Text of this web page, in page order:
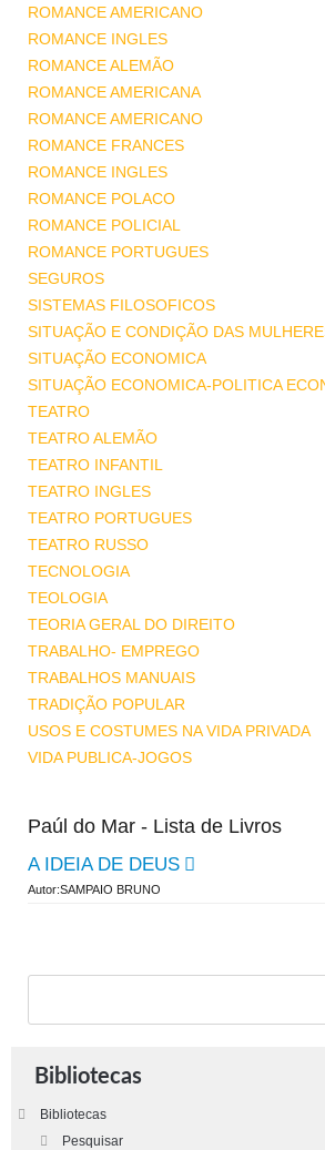
ROMANCE AMERICANO
ROMANCE INGLES
ROMANCE ALEMÃO
ROMANCE AMERICANA
ROMANCE AMERICANO
ROMANCE FRANCES
ROMANCE INGLES
ROMANCE POLACO
ROMANCE POLICIAL
ROMANCE PORTUGUES
SEGUROS
SISTEMAS FILOSOFICOS
SITUAÇÃO E CONDIÇÃO DAS
SITUAÇÃO ECONOMICA
SITUAÇÃO ECONOMICA-POLITICA
TEATRO
TEATRO ALEMÃO
TEATRO INFANTIL
TEATRO INGLES
TEATRO PORTUGUES
TEATRO RUSSO
TECNOLOGIA
TEOLOGIA
TEORIA GERAL DO DIREITO
TRABALHO- EMPREGO
TRABALHOS MANUAIS
TRADIÇÃO POPULAR
USOS E COSTUMES NA VIDA PRIVADA
VIDA PUBLICA-JOGOS
Paúl do Mar - Lista de Livros
A IDEIA DE DEUS
Autor:SAMPAIO BRUNO
Bibliotecas
Bibliotecas
Pesquisar